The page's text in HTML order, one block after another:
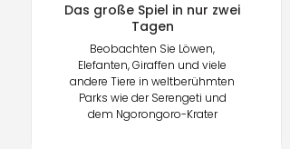
Das große Spiel in nur zwei
Tagen
Beobachten Sie Löwen,
Elefanten, Giraffen und viele
andere Tiere in weltberühmten
Parks wie der Serengeti und
dem Ngorongoro-Krater